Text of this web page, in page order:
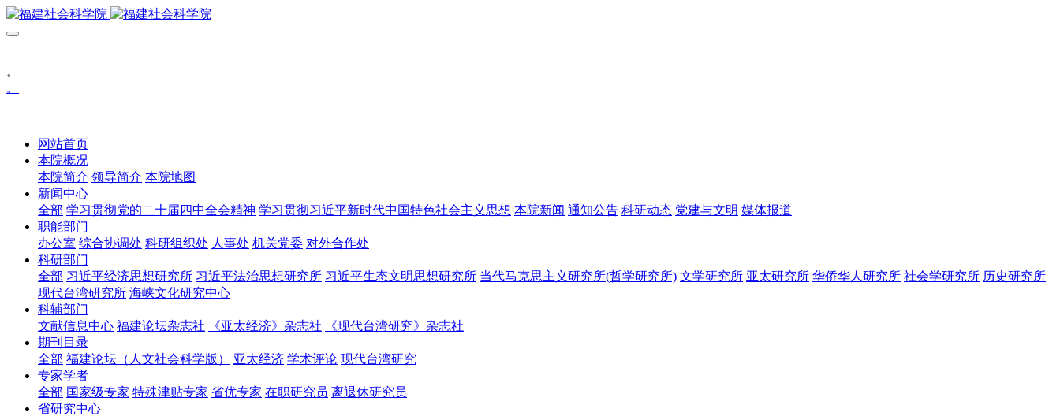
。
。
网站首页
本院概况
本院简介 领导简介 本院地图
新闻中心
全部 学习贯彻党的二十届四中全会精神 学习贯彻习近平新时代中国特色社会主义思想 本院新闻 通知公告 科研动态 党建与文明 媒体报道
职能部门
办公室 综合协调处 科研组织处 人事处 机关党委 对外合作处
科研部门
全部 习近平经济思想研究所 习近平法治思想研究所 习近平生态文明思想研究所 当代马克思主义研究所(哲学研究所) 文学研究所 亚太研究所 华侨华人研究所 社会学研究所 历史研究所
现代台湾研究所 海峡文化研究中心
科辅部门
文献信息中心 福建论坛杂志社 《亚太经济》杂志社
《现代台湾研究》杂志社
期刊目录
全部 福建论坛（人文社会科学版） 亚太经济 学术评论 现代台湾研究
专家学者
全部 国家级专家 特殊津贴专家 省优专家 在职研究员 离退休研究员
省研究中心